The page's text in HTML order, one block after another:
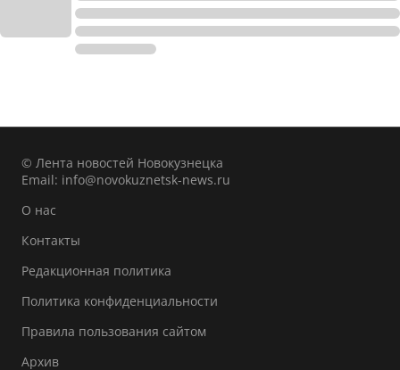
© Лента новостей Новокузнецка
Email: info@novokuznetsk-news.ru
О нас
Контакты
Редакционная политика
Политика конфиденциальности
Правила пользования сайтом
Архив